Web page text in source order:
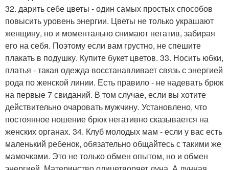
32. дарить себе цветы - один самых простых способов
повысить уровень энергии. Цветы не только украшают
женщину, но и моментально снимают негатив, забирая
его на себя. Поэтому если вам грустно, не спешите
плакать в подушку. Купите букет цветов. 33. Носить юбки,
платья - такая одежда восстанавливает связь с энергией
рода по женской линии. Есть правило - не надевать брюк
на первые 7 свиданий. В том случае, если вы хотите
действительно очаровать мужчину. Установлено, что
постоянное ношение брюк негативно сказывается на
женских органах. 34. Клуб молодых мам - если у вас есть
маленький ребенок, обязательно общайтесь с такими же
мамочками. Это не только обмен опытом, но и обмен